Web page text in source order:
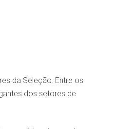
da Seleção. Entre os
dos setores de